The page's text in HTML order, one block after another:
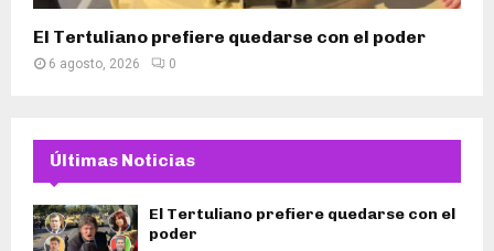
El Tertuliano prefiere quedarse con el poder
6 agosto, 2026 0
Últimas Noticias
El Tertuliano prefiere quedarse con el
poder